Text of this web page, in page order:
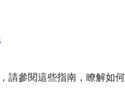
請參閱這些指南，瞭解如何